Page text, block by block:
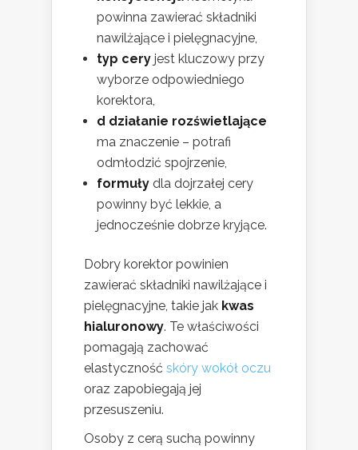
powinna zawierać składniki
nawilżające i pielęgnacyjne,
typ cery jest kluczowy przy
wyborze odpowiedniego
korektora,
d działanie rozświetlające
ma znaczenie – potrafi
odmłodzić spojrzenie,
formuły dla dojrzałej cery
powinny być lekkie, a
jednocześnie dobrze kryjące.
Dobry korektor powinien
zawierać składniki nawilżające i
pielęgnacyjne, takie jak kwas
hialuronowy. Te właściwości
pomagają zachować
elastyczność skóry wokół oczu
oraz zapobiegają jej
przesuszeniu.
Osoby z cerą suchą powinny